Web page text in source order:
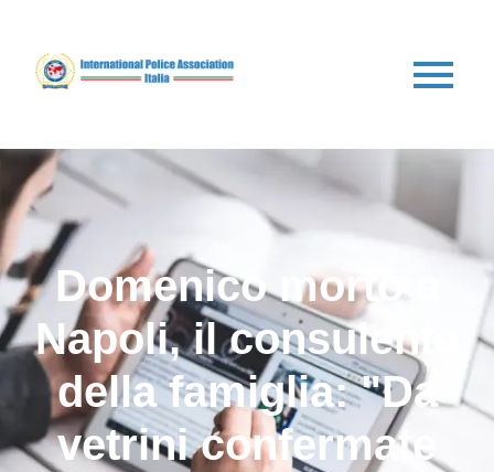
Domenico morto a
Napoli, il consulente
della famiglia: "Da
vetrini confermate